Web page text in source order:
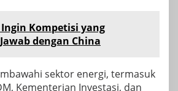
Ingin Kompetisi yang
dengan China
sektor energi, termasuk
Kementerian Investasi, dan